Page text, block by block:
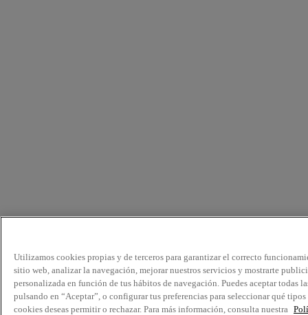
Utilizamos cookies propias y de terceros para garantizar el correcto
sitio web, analizar la navegación, mejorar nuestros servicios y mostrarte
personalizada en función de tus hábitos de navegación. Puedes aceptar todas
pulsando en “Aceptar”, o configurar tus preferencias para seleccionar qué tipos
cookies deseas permitir o rechazar. Para más información, consulta nuestra